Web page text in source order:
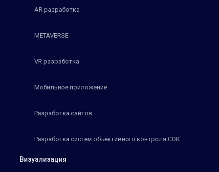
AR разработка
METAVERSE
VR разработка
Мобильное приложение
Разработка сайтов
Разработка систем объективного контроля СОК
Визуализация